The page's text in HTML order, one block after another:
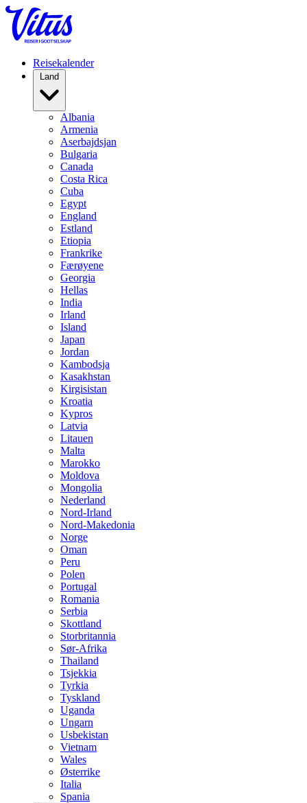
Reisekalender
Albania
Armenia
Aserbajdsjan
Bulgaria
Canada
Costa Rica
Cuba
Egypt
England
Estland
Etiopia
Frankrike
Færøyene
Georgia
Hellas
India
Irland
Island
Japan
Jordan
Kambodsja
Kasakhstan
Kirgisistan
Kroatia
Kypros
Latvia
Litauen
Malta
Marokko
Moldova
Mongolia
Nederland
Nord-Irland
Nord-Makedonia
Norge
Oman
Peru
Polen
Portugal
Romania
Serbia
Skottland
Storbritannia
Sør-Afrika
Thailand
Tsjekkia
Tyrkia
Tyskland
Uganda
Ungarn
Usbekistan
Vietnam
Wales
Østerrike
Italia
Spania